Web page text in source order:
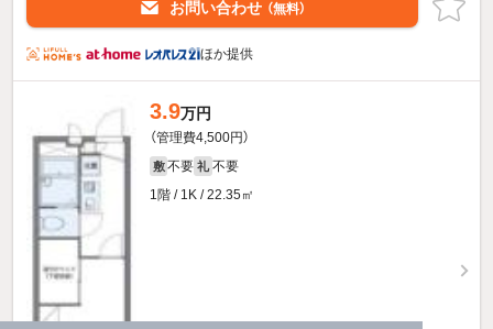
お問い合わせ （無料）
ほか提供
3.9万円
（管理費4,500円）
敷 不要 礼 不要
1階 / 1K / 22.35㎡